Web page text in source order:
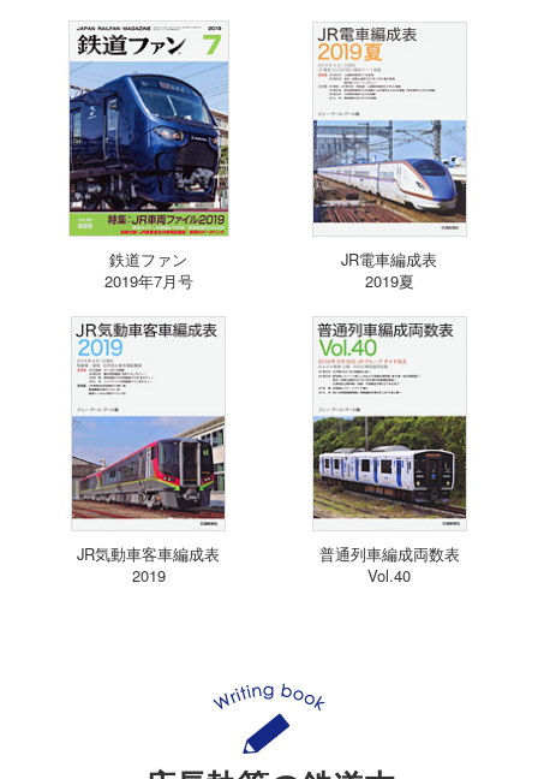
鉄道ファン
2019年7月号
JR電車編成表
2019夏
JR気動車客車編成表
2019
普通列車編成両数表
Vol.40